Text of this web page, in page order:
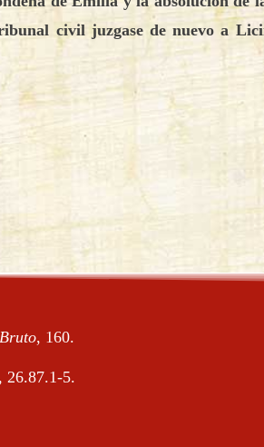
civil juzgase de nuevo a
, 160.
26.87.1-5.